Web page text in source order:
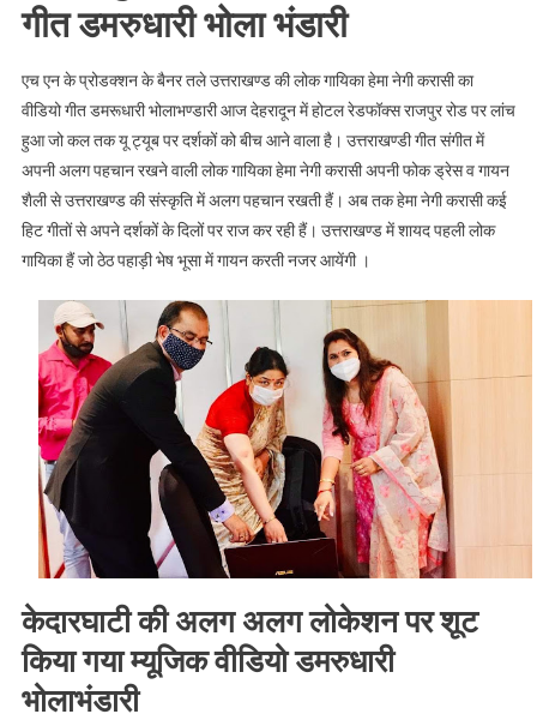
पूरी
खबर
।।
Web
News।।
गीत डमरुधारी भोला भंडारी
एच एन के प्रोडक्शन के बैनर तले उत्तराखण्ड की लोक गायिका हेमा नेगी करासी का
वीडियो गीत डमरूधारी भोलाभण्डारी आज देहरादून में होटल रेडफॉक्स राजपुर रोड पर लांच
हुआ जो कल तक यू ट्यूब पर दर्शकों को बीच आने वाला है। उत्तराखण्डी गीत संगीत में
अपनी अलग पहचान रखने वाली लोक गायिका हेमा नेगी करासी अपनी फोक ड्रेस व गायन
शैली से उत्तराखण्ड की संस्कृति में अलग पहचान रखती हैं। अब तक हेमा नेगी करासी कई
हिट गीतों से अपने दर्शकों के दिलों पर राज कर रही हैं। उत्तराखण्ड में शायद पहली लोक
गायिका हैं जो ठेठ पहाड़ी भेष भूसा में गायन करती नजर आयेंगी ।
केदारघाटी की अलग अलग लोकेशन पर शूट
किया गया म्यूजिक वीडियो डमरुधारी
भोलाभंडारी